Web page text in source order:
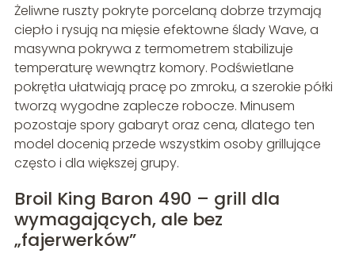
Żeliwne ruszty pokryte porcelaną dobrze trzymają
ciepło i rysują na mięsie efektowne ślady Wave, a
masywna pokrywa z termometrem stabilizuje
temperaturę wewnątrz komory. Podświetlane
pokrętła ułatwiają pracę po zmroku, a szerokie półki
tworzą wygodne zaplecze robocze. Minusem
pozostaje spory gabaryt oraz cena, dlatego ten
model docenią przede wszystkim osoby grillujące
często i dla większej grupy.
Broil King Baron 490 – grill dla
wymagających, ale bez
„fajerwerków”